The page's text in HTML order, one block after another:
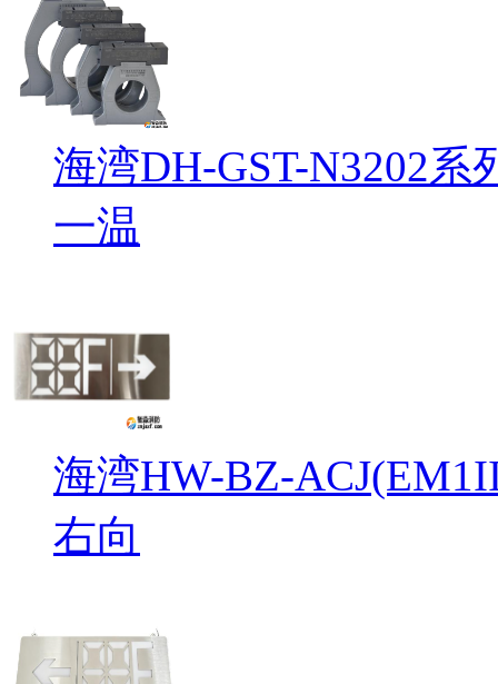
海湾DH-GST-N3202
一温
海湾HW-BZ-
右向